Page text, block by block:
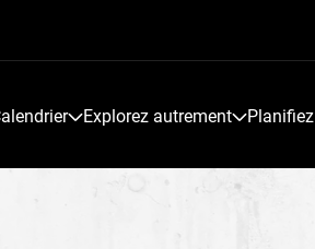
Explorez autrement